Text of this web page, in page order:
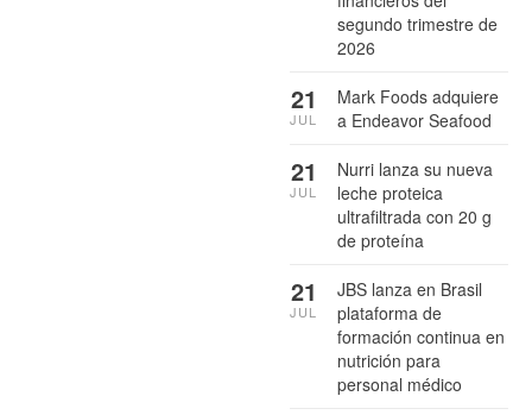
segundo trimestre de
2026
Mark Foods adquiere
a Endeavor Seafood
21
JUL
Nurri lanza su nueva
leche proteica
ultrafiltrada con 20 g
de proteína
21
JUL
JBS lanza en Brasil
plataforma de
formación continua en
nutrición para
personal médico
21
JUL